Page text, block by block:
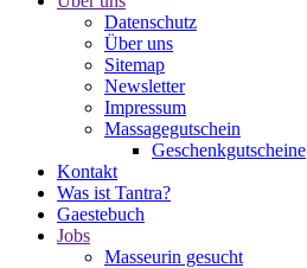
Datenschutz
Über uns
Sitemap
Newsletter
Impressum
Massagegutschein
Geschenkgutscheine
Kontakt
Was ist Tantra?
Gaestebuch
Jobs
Masseurin gesucht